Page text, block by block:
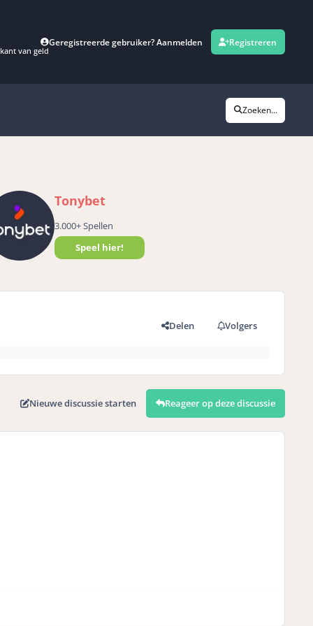
van geld
Geregistreerde gebruiker? Aanmelden Registreren
Zoeken...
Tonybet
3.000+ Spellen
Speel hier!
Delen Volgers
Nieuwe discussie starten Reageer op deze discussie